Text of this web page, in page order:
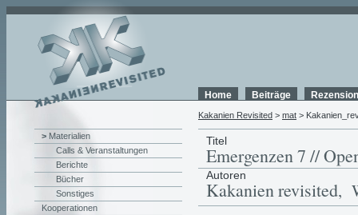
Home Beiträge
Kakanien Revisited > mat >
Titel
Emergenzen 7 //
Autoren
Kakanien revisited,
> Materialien
Calls & Veranstaltungen
Berichte
Bücher
Sonstiges
Kooperationen